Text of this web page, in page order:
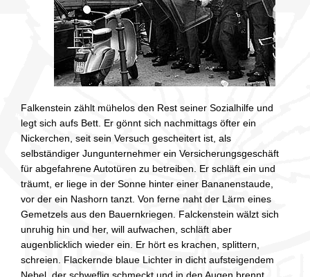
Falkenstein zählt mühelos den Rest seiner Sozialhilfe und
legt sich aufs Bett. Er gönnt sich nachmittags öfter ein
Nickerchen, seit sein Versuch gescheitert ist, als
selbständiger Jungunternehmer ein Versicherungsgeschäft
für abgefahrene Autotüren zu betreiben. Er schläft ein und
träumt, er liege in der Sonne hinter einer Bananenstaude,
vor der ein Nashorn tanzt. Von ferne naht der Lärm eines
Gemetzels aus den Bauernkriegen. Falckenstein wälzt sich
unruhig hin und her, will aufwachen, schläft aber
augenblicklich wieder ein. Er hört es krachen, splittern,
schreien. Flackernde blaue Lichter in dicht aufsteigendem